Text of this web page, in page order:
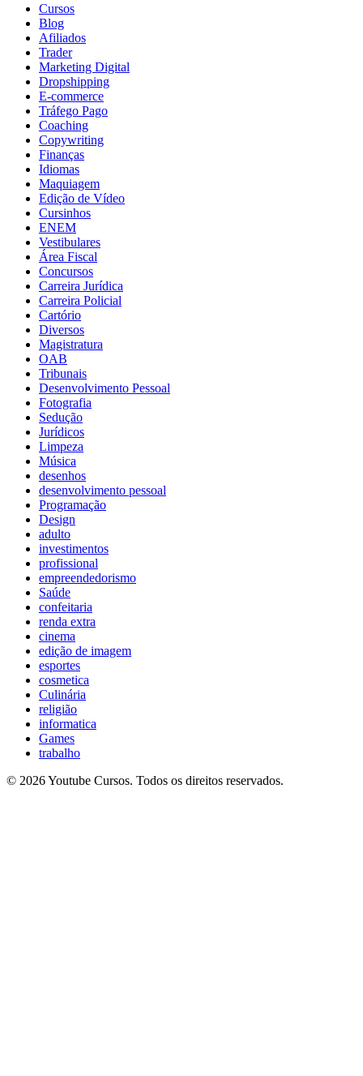
Cursos
Blog
Afiliados
Trader
Marketing Digital
Dropshipping
E-commerce
Tráfego Pago
Coaching
Copywriting
Finanças
Idiomas
Maquiagem
Edição de Vídeo
Cursinhos
ENEM
Vestibulares
Área Fiscal
Concursos
Carreira Jurídica
Carreira Policial
Cartório
Diversos
Magistratura
OAB
Tribunais
Desenvolvimento Pessoal
Fotografia
Sedução
Jurídicos
Limpeza
Música
desenhos
desenvolvimento pessoal
Programação
Design
adulto
investimentos
profissional
empreendedorismo
Saúde
confeitaria
renda extra
cinema
edição de imagem
esportes
cosmetica
Culinária
religião
informatica
Games
trabalho
© 2026 Youtube Cursos. Todos os direitos reservados.